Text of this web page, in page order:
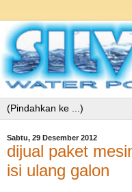
Sabtu, 29 Desember 2012
dijual paket
isi ulang galon